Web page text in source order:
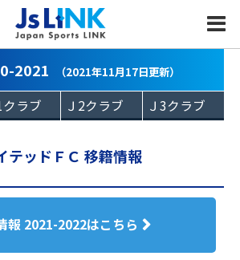
2021 （2021年11月17日更新）
テッドＦＣ 移籍情報
報 2021-2022はこちら